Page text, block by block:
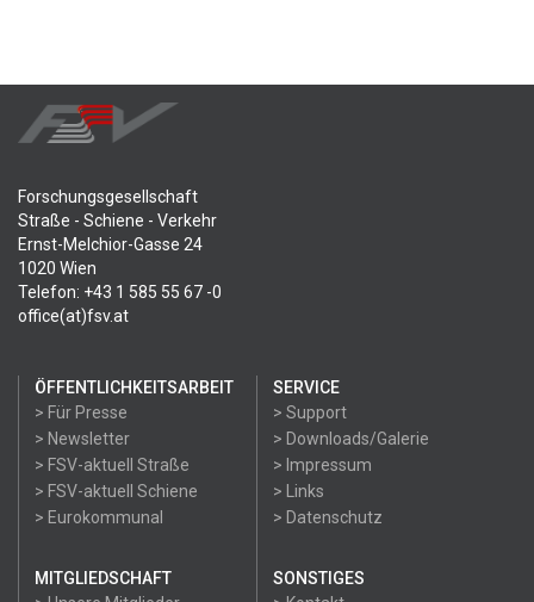
Forschungsgesellschaft
Straße - Schiene - Verkehr
Ernst-Melchior-Gasse 24
1020 Wien
Telefon: +43 1 585 55 67 -0
office(at)fsv.at
ÖFFENTLICHKEITSARBEIT
> Für Presse
> Newsletter
> FSV-aktuell Straße
> FSV-aktuell Schiene
> Eurokommunal
SERVICE
> Support
> Downloads/Galerie
> Impressum
> Links
> Datenschutz
MITGLIEDSCHAFT
SONSTIGES